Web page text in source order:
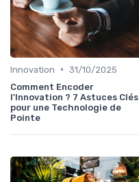
Innovation • 31/10/2025
Comment Encoder
l'Innovation ? 7 Astuces Clés
pour une Technologie de
Pointe